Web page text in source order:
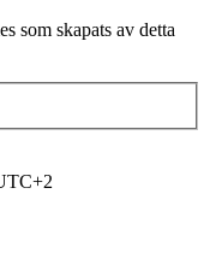
som skapats av detta